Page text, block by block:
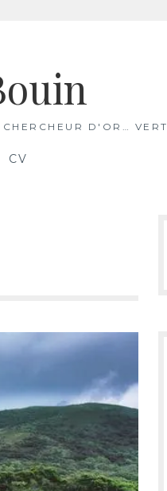
D'OR… VERT
CV